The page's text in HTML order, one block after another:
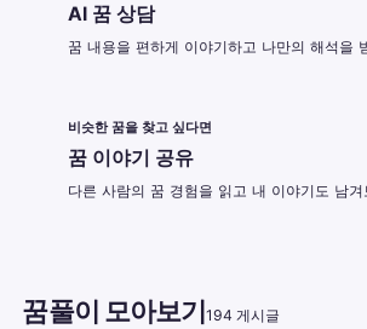
AI 꿈 상담
꿈 내용을 편하게 이야기하고 나만의 해석을
비슷한 꿈을 찾고 싶다면
꿈 이야기 공유
다른 사람의 꿈 경험을 읽고 내 이야기도 남겨
꿈풀이 모아보기194 게시글